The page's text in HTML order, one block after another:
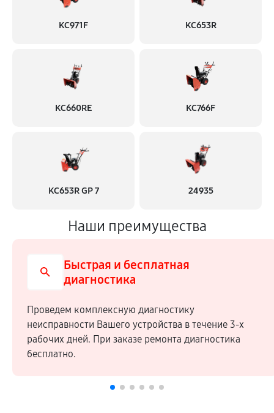
KC971F KC653R
KC660RE KC766F
KC653R GP 7 24935
Наши преимущества
Быстрая и бесплатная
диагностика
Проведем комплексную диагностику
неисправности Вашего устройства в течение 3-х
рабочих дней. При заказе ремонта диагностика
бесплатно.